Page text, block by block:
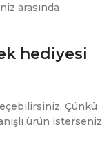
arasında
hediyesi
Çünkü
ürün isterseniz